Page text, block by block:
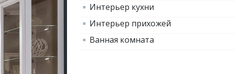
Интерьер кухни
Интерьер прихожей
Ванная комната